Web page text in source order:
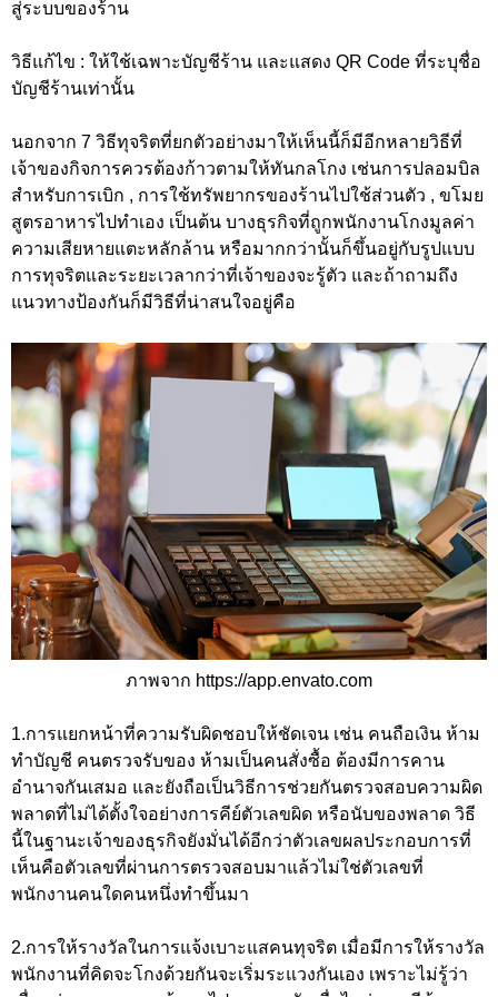
สู่ระบบของร้าน
วิธีแก้ไข : ให้ใช้เฉพาะบัญชีร้าน และแสดง QR Code ที่ระบุชื่อ
บัญชีร้านเท่านั้น
นอกจาก 7 วิธีทุจริตที่ยกตัวอย่างมาให้เห็นนี้ก็มีอีกหลายวิธีที่
เจ้าของกิจการควรต้องก้าวตามให้ทันกลโกง เช่นการปลอมบิล
สำหรับการเบิก , การใช้ทรัพยากรของร้านไปใช้ส่วนตัว , ขโมย
สูตรอาหารไปทำเอง เป็นต้น บางธุรกิจที่ถูกพนักงานโกงมูลค่า
ความเสียหายแตะหลักล้าน หรือมากกว่านั้นก็ขึ้นอยู่กับรูปแบบ
การทุจริตและระยะเวลากว่าที่เจ้าของจะรู้ตัว และถ้าถามถึง
แนวทางป้องกันก็มีวิธีที่น่าสนใจอยู่คือ
ภาพจาก https://app.envato.com
1.การแยกหน้าที่ความรับผิดชอบให้ชัดเจน เช่น คนถือเงิน ห้าม
ทำบัญชี คนตรวจรับของ ห้ามเป็นคนสั่งซื้อ ต้องมีการคาน
อำนาจกันเสมอ และยังถือเป็นวิธีการช่วยกันตรวจสอบความผิด
พลาดที่ไม่ได้ตั้งใจอย่างการคีย์ตัวเลขผิด หรือนับของพลาด วิธี
นี้ในฐานะเจ้าของธุรกิจยังมั่นได้อีกว่าตัวเลขผลประกอบการที่
เห็นคือตัวเลขที่ผ่านการตรวจสอบมาแล้วไม่ใช่ตัวเลขที่
พนักงานคนใดคนหนึ่งทำขึ้นมา
2.การให้รางวัลในการแจ้งเบาะแสคนทุจริต เมื่อมีการให้รางวัล
พนักงานที่คิดจะโกงด้วยกันจะเริ่มระแวงกันเอง เพราะไม่รู้ว่า